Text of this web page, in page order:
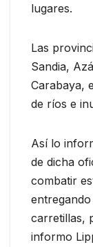
lugares.
Las
Sandia,
Carabaya,
de ríos e
Así lo
de dicha
combatir
carretillas,
informo